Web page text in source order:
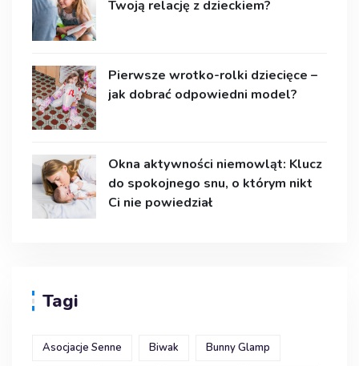
Twoją relację z dzieckiem?
Pierwsze wrotko-rolki dziecięce –
jak dobrać odpowiedni model?
Okna aktywności niemowląt: Klucz
do spokojnego snu, o którym nikt
Ci nie powiedział
Tagi
Asocjacje Senne Biwak Bunny Glamp